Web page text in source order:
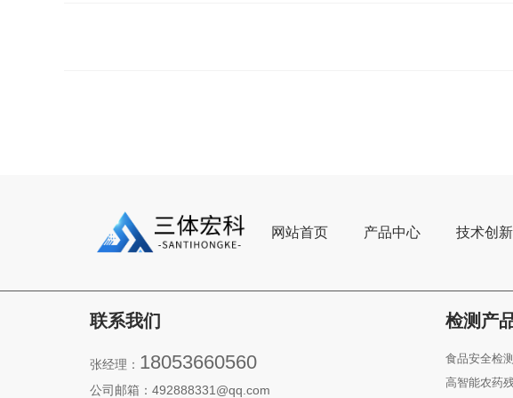
网站首页 产品中心 技术创新
联系我们
张经理： 18053660560
公司邮箱：492888331@qq.com‬
检测产
食品安全检
高智能农药